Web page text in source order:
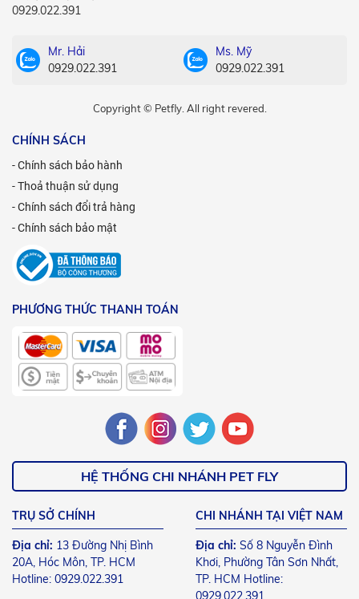
0929.022.391
Mr. Hải
0929.022.391
Ms. Mỹ
0929.022.391
Copyright © Petfly. All right revered.
CHÍNH SÁCH
- Chính sách bảo hành
- Thoả thuận sử dụng
- Chính sách đổi trả hàng
- Chính sách bảo mật
PHƯƠNG THỨC THANH TOÁN
HỆ THỐNG CHI NHÁNH PET FLY
TRỤ SỞ CHÍNH
Địa chỉ: 13 Đường Nhị Bình
20A, Hóc Môn, TP. HCM
Hotline: 0929.022.391
CHI NHÁNH TẠI VIỆT NAM
Địa chỉ: Số 8 Nguyễn Đình
Khơi, Phường Tân Sơn Nhất,
TP. HCM Hotline:
0929.022.391